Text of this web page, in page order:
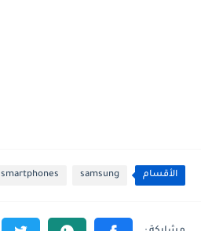
الأقسام samsung
smartphones